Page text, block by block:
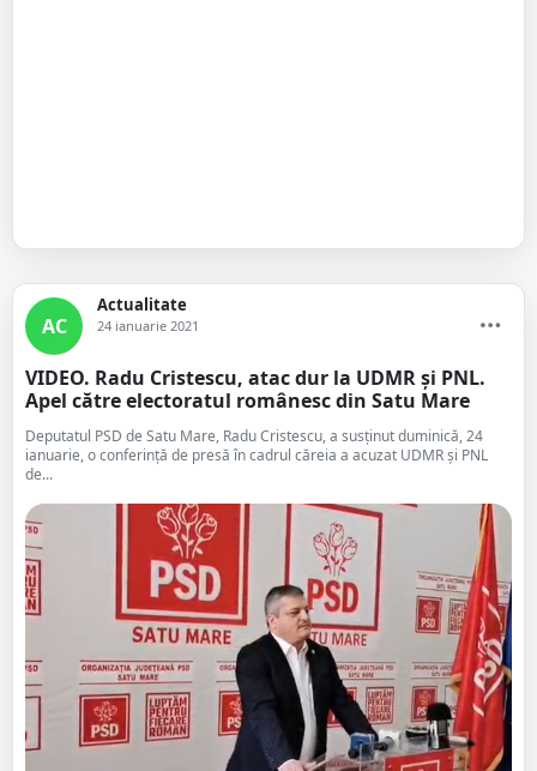
AC
Actualitate
24 ianuarie 2021
VIDEO. Radu Cristescu, atac dur la UDMR și PNL.
Apel către electoratul românesc din Satu Mare
Deputatul PSD de Satu Mare, Radu Cristescu, a susținut duminică, 24
ianuarie, o conferință de presă în cadrul căreia a acuzat UDMR și PNL
de...